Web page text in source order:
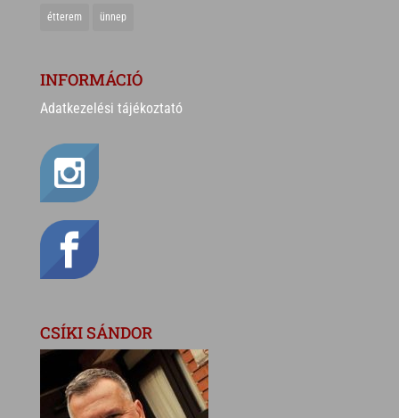
étterem ünnep
INFORMÁCIÓ
Adatkezelési tájékoztató
CSÍKI SÁNDOR